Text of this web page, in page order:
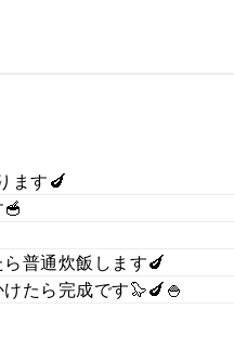
ます🍆
普通炊飯します🍆
たら完成です🦭🍆🍚